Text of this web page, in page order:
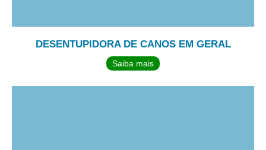
DESENTUPIDORA DE CANOS EM GERAL
Saiba mais